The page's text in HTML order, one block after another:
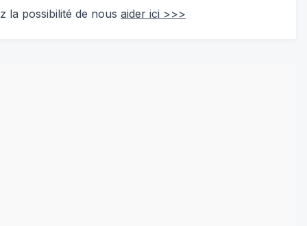
la possibilité de nous aider ici >>>